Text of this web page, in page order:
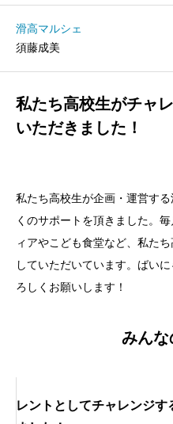
滑高マルシェ
須藤成美
私たち高校生がチャ
いただきました！
私たち高校生が企画・運営す
くのサポートを頂きました。
ィアやこども食堂など、私た
していただいています。ばい
ろしくお願いします！
みんな
して頂
一緒に商